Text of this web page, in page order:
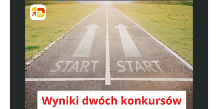
Federacja
Statut i sprawozdania
Karta zasad
Władze
Historia i działania